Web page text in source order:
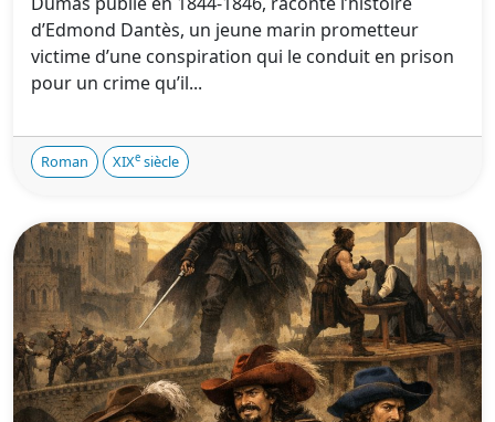
d’Edmond Dantès, un jeune marin prometteur
victime d’une conspiration qui le conduit en prison
pour un crime qu’il...
Roman XIXe siècle